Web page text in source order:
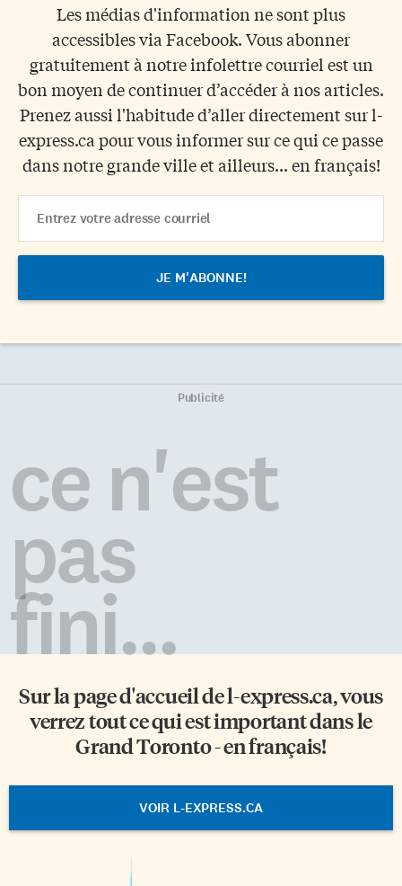
Les médias d'information ne sont plus
accessibles via Facebook. Vous abonner
gratuitement à notre infolettre courriel est un
bon moyen de continuer d’accéder à nos articles.
Prenez aussi l'habitude d’aller directement sur l-
express.ca pour vous informer sur ce qui ce passe
dans notre grande ville et ailleurs... en français!
Address
Publicité
ce n'est
pas
fini...
Sur la page d'accueil del-express.ca, vous
verrez tout ce qui est important dans le
Grand Toronto - en français!
VOIR L-EXPRESS.CA